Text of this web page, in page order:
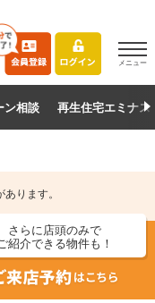
メニュー
ン相談 再生住宅エミナス
あります。
さらに店頭のみで
紹介できる物件も！